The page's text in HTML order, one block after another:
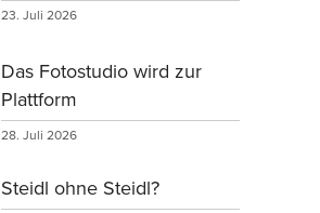
23. Juli 2026
Das Fotostudio wird zur
Plattform
28. Juli 2026
Steidl ohne Steidl?